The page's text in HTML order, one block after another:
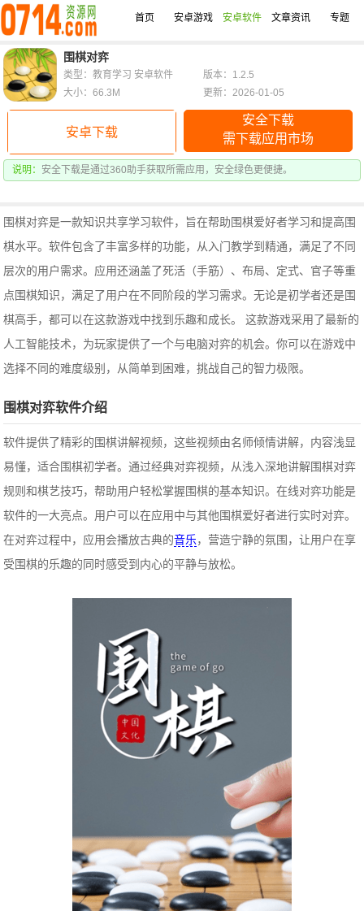
首页 安卓游戏 安卓软件 文章资讯 专题
围棋对弈
安卓下载
安全下载
需下载应用市场
说明： 安全下载是通过360助手获取所需应用，安全绿色更便捷。
类型：教育学习 安卓软件
版本：1.2.5
大小：66.3M
更新：2026-01-05
围棋对弈是一款知识共享学习软件，旨在帮助围棋爱好者学习和提高围
棋水平。软件包含了丰富多样的功能，从入门教学到精通，满足了不同
层次的用户需求。 应用还涵盖了死活（手筋）、布局、定式、官子等重
点围棋知识，满足了用户在不同阶段的学习需求。无论是初学者还是围
棋高手，都可以在这款游戏中找到乐趣和成长。 这款游戏采用了最新的
人工智能技术，为玩家提供了一个与电脑对弈的机会。你可以在游戏中
选择不同的难度级别，从简单到困难，挑战自己的智力极限。
围棋对弈软件介绍
软件提供了精彩的围棋讲解视频，这些视频由名师倾情讲解，内容浅显
易懂，适合围棋初学者。通过经典对弈视频，从浅入深地讲解围棋对弈
规则和棋艺技巧，帮助用户轻松掌握围棋的基本知识。在线对弈功能是
软件的一大亮点。用户可以在应用中与其他围棋爱好者进行实时对弈。
在对弈过程中，应用会播放古典的音乐，营造宁静的氛围，让用户在享
受围棋的乐趣的同时感受到内心的平静与放松。